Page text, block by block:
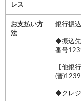
レス
お支払い方
法
銀行振込
◆振込先
番号
【他銀
(普
◆クレジ